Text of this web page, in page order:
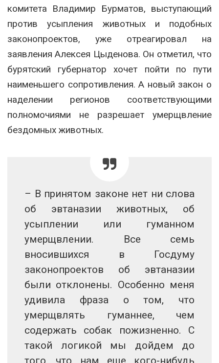
комитета Владимир Бурматов, выступающий
против усыпления животных и подобных
законопроектов, уже отреагировал на
заявления Алексея Цыденова. Он отметил, что
бурятский губернатор хочет пойти по пути
наименьшего сопротивления. А новый закон о
наделении регионов соответствующими
полномочиями не разрешает умерщвление
бездомных животных.
– В принятом законе нет ни слова
об эвтаназии животных, об
усыплении или гуманном
умерщвлении. Все семь
вносившихся в Госдуму
законопроектов об эвтаназии
были отклонены. Особенно меня
удивила фраза о том, что
умерщвлять гуманнее, чем
содержать собак пожизненно. С
такой логикой мы дойдем до